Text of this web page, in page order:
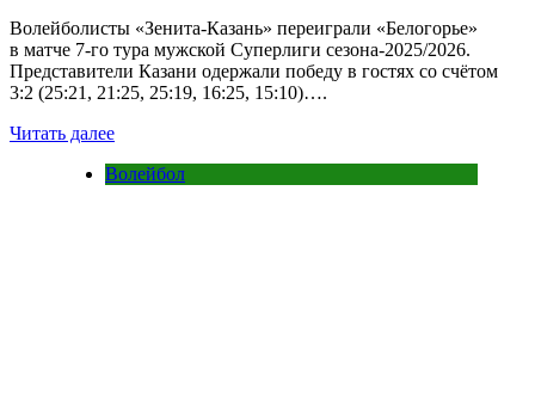
Волейболисты «Зенита-Казань» переиграли «Белогорье»
в матче 7-го тура мужской Суперлиги сезона-2025/2026.
Представители Казани одержали победу в гостях со счётом
3:2 (25:21, 21:25, 25:19, 16:25, 15:10)….
Читать далее
Волейбол